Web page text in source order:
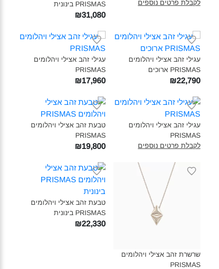
לקבלת פרטים נוספים
PRISMAS בינונית‎
₪31,080
עגילי זהב אצילי ויהלומים
PRISMAS ארוכים‎
₪22,790
עגילי זהב אצילי ויהלומים
PRISMAS‎
₪17,960
עגילי זהב אצילי ויהלומים
PRISMAS‎
לקבלת פרטים נוספים
טבעת זהב אצילי ויהלומים
PRISMAS‎
₪19,800
שרשרת זהב אצילי ויהלומים
PRISMAS‎
טבעת זהב אצילי ויהלומים
PRISMAS בינונית‎
₪22,330